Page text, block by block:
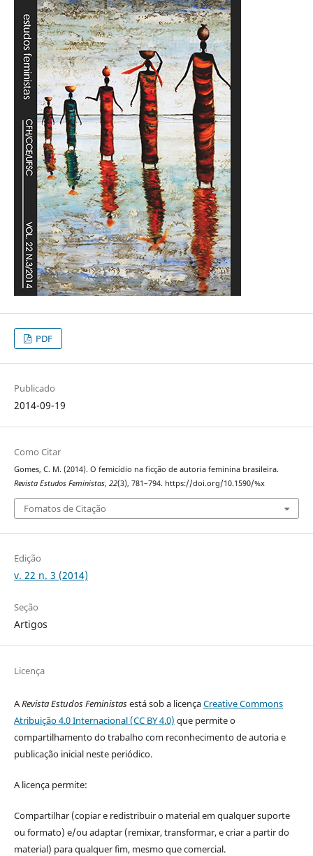
PDF
Publicado
2014-09-19
Como Citar
Gomes, C. M. (2014). O femicídio na ficção de autoria feminina brasileira.
Revista Estudos Feministas, 22(3), 781–794. https://doi.org/10.1590/%x
Fomatos de Citação
Edição
v. 22 n. 3 (2014)
Seção
Artigos
Licença
ARevista Estudos Feministasestá sob a licençaCreative Commons
Atribuição 4.0 Internacional (CC BY 4.0) que permite o
compartilhamento do trabalho com reconhecimento de autoria e
publicação inicial neste periódico.
A licença permite:
Compartilhar (copiar e redistribuir o material em qualquer suporte
ou formato) e/ou adaptar (remixar, transformar, e criar a partir do
material) para qualquer fim, mesmo que comercial.